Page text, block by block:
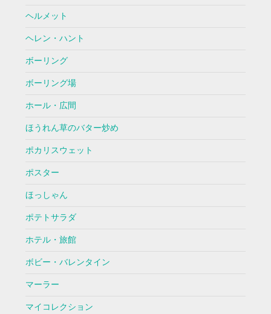
ヘルメット
ヘレン・ハント
ボーリング
ボーリング場
ホール・広間
ほうれん草のバター炒め
ポカリスウェット
ポスター
ほっしゃん
ポテトサラダ
ホテル・旅館
ボビー・バレンタイン
マーラー
マイコレクション